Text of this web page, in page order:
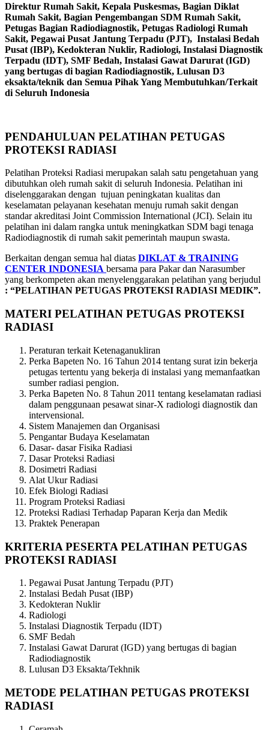
Direktur Rumah Sakit, Kepala Puskesmas, Bagian Diklat
Rumah Sakit, Bagian Pengembangan SDM Rumah Sakit,
Petugas Bagian Radiodiagnostik, Petugas Radiologi Rumah
Sakit, Pegawai Pusat Jantung Terpadu (PJT), Instalasi Bedah
Pusat (IBP), Kedokteran Nuklir, Radiologi, Instalasi Diagnostik
Terpadu (IDT), SMF Bedah, Instalasi Gawat Darurat (IGD)
yang bertugas di bagian Radiodiagnostik, Lulusan D3
eksakta/teknik dan Semua Pihak Yang Membutuhkan/Terkait
di Seluruh Indonesia
PENDAHULUAN PELATIHAN PETUGAS
PROTEKSI RADIASI
Pelatihan Proteksi Radiasi merupakan salah satu pengetahuan yang
dibutuhkan oleh rumah sakit di seluruh Indonesia. Pelatihan ini
diselenggarakan dengan tujuan peningkatan kualitas dan
keselamatan pelayanan kesehatan menuju rumah sakit dengan
standar akreditasi Joint Commission International (JCI). Selain itu
pelatihan ini dalam rangka untuk meningkatkan SDM bagi tenaga
Radiodiagnostik di rumah sakit pemerintah maupun swasta.
Berkaitan dengan semua hal diatas DIKLAT & TRAINING
CENTER INDONESIA bersama para Pakar dan Narasumber
yang berkompeten akan menyelenggarakan pelatihan yang berjudul
: “PELATIHAN PETUGAS PROTEKSI RADIASI MEDIK”.
MATERI PELATIHAN PETUGAS PROTEKSI
RADIASI
Peraturan terkait Ketenaganukliran
Perka Bapeten No. 16 Tahun 2014 tentang surat izin bekerja
petugas tertentu yang bekerja di instalasi yang memanfaatkan
sumber radiasi pengion.
Perka Bapeten No. 8 Tahun 2011 tentang keselamatan radiasi
dalam penggunaan pesawat sinar-X radiologi diagnostik dan
intervensional.
Sistem Manajemen dan Organisasi
Pengantar Budaya Keselamatan
Dasar- dasar Fisika Radiasi
Dasar Proteksi Radiasi
Dosimetri Radiasi
Alat Ukur Radiasi
Efek Biologi Radiasi
Program Proteksi Radiasi
Proteksi Radiasi Terhadap Paparan Kerja dan Medik
Praktek Penerapan
KRITERIA PESERTA PELATIHAN PETUGAS
PROTEKSI RADIASI
Pegawai Pusat Jantung Terpadu (PJT)
Instalasi Bedah Pusat (IBP)
Kedokteran Nuklir
Radiologi
Instalasi Diagnostik Terpadu (IDT)
SMF Bedah
Instalasi Gawat Darurat (IGD) yang bertugas di bagian
Radiodiagnostik
Lulusan D3 Eksakta/Tekhnik
METODE PELATIHAN PETUGAS PROTEKSI
RADIASI